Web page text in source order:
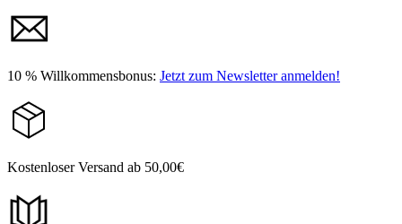
10 % Willkommensbonus: Jetzt zum Newsletter anmelden!
Kostenloser Versand ab 50,00€